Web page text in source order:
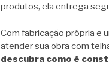
produtos, ela entrega
Com fabricação própria e
atender sua obra com
descubra como é